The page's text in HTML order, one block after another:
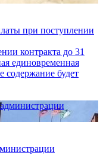
при поступлении
контракта до 31
единовременная
содержание будет